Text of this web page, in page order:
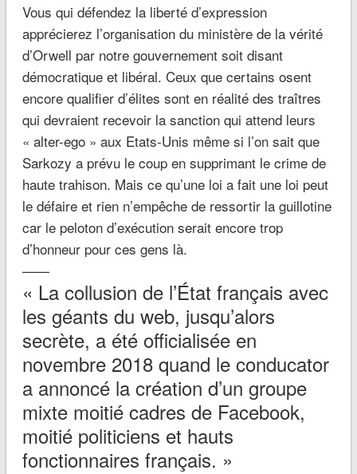
Vous qui défendez la liberté d’expression
apprécierez l’organisation du ministère de la vérité
d’Orwell par notre gouvernement soit disant
démocratique et libéral. Ceux que certains osent
encore qualifier d’élites sont en réalité des traîtres
qui devraient recevoir la sanction qui attend leurs
« alter-ego » aux Etats-Unis même si l’on sait que
Sarkozy a prévu le coup en supprimant le crime de
haute trahison. Mais ce qu’une loi a fait une loi peut
le défaire et rien n’empêche de ressortir la guillotine
car le peloton d’exécution serait encore trop
d’honneur pour ces gens là.
——
« La collusion de l’État français avec
les géants du web, jusqu’alors
secrète, a été officialisée en
novembre 2018 quand le conducator
a annoncé la création d’un groupe
mixte moitié cadres de Facebook,
moitié politiciens et hauts
fonctionnaires français. »